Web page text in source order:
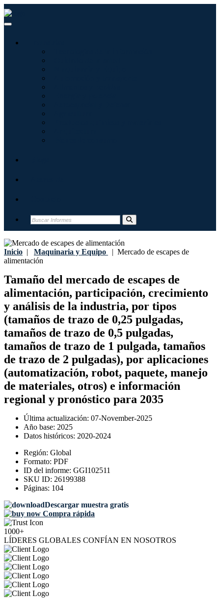
Inicio | Maquinaria y Equipo | Mercado de escapes de
alimentación
Tamaño del mercado de escapes de
alimentación, participación, crecimiento
y análisis de la industria, por tipos
(tamaños de trazo de 0,25 pulgadas,
tamaños de trazo de 0,5 pulgadas,
tamaños de trazo de 1 pulgada, tamaños
de trazo de 2 pulgadas), por aplicaciones
(automatización, robot, paquete, manejo
de materiales, otros) e información
regional y pronóstico para 2035
Última actualización: 07-November-2025
Año base: 2025
Datos históricos: 2020-2024
Región: Global
Formato: PDF
ID del informe: GGI102511
SKU ID: 26199388
Páginas: 104
Descargar muestra gratis
Compra rápida
1000+
LÍDERES GLOBALES CONFÍAN EN NOSOTROS